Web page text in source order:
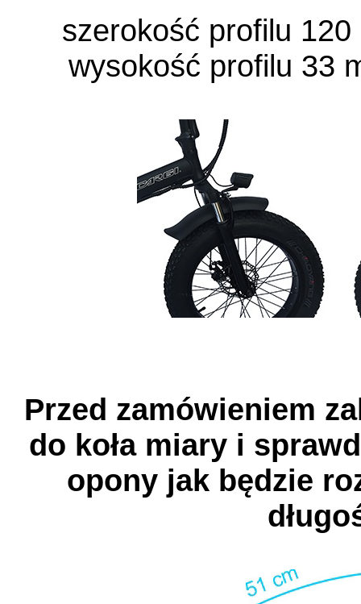
szerokość profilu
wysokość profilu 33
Przed zamówieniem
do koła miary i
opony jak będzie